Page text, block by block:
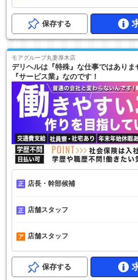
保存する
モアグループ丸妻厚木店
デリヘルは『特殊』な仕事ではありま
『サービス業』なのです！
店長・幹部候補
店舗スタッフ
店舗スタッフ
保存する